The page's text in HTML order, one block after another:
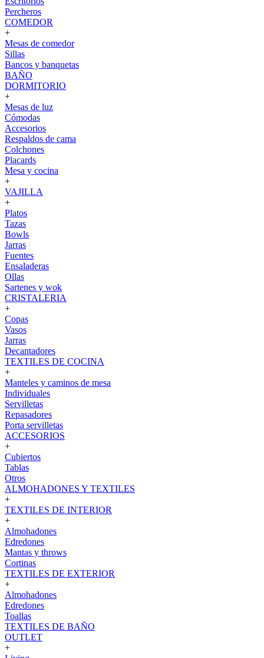
Percheros
COMEDOR
+
Mesas de comedor
Sillas
Bancos y banquetas
BAÑO
DORMITORIO
+
Mesas de luz
Cómodas
Accesorios
Respaldos de cama
Colchones
Placards
Mesa y cocina
+
VAJILLA
+
Platos
Tazas
Bowls
Jarras
Fuentes
Ensaladeras
Ollas
Sartenes y wok
CRISTALERIA
+
Copas
Vasos
Jarras
Decantadores
TEXTILES DE COCINA
+
Manteles y caminos de mesa
Individuales
Servilletas
Repasadores
Porta servilletas
ACCESORIOS
+
Cubiertos
Tablas
Otros
ALMOHADONES Y TEXTILES
+
TEXTILES DE INTERIOR
+
Almohadones
Edredones
Mantas y throws
Cortinas
TEXTILES DE EXTERIOR
+
Almohadones
Edredones
Toallas
TEXTILES DE BAÑO
OUTLET
+